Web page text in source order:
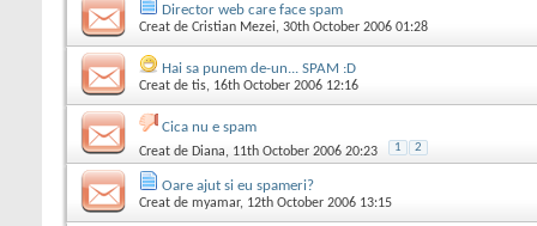
Director web care face spam
Creat de Cristian Mezei, 30th October 2006 01:28
Hai sa punem de-un... SPAM :D
Creat de tis, 16th October 2006 12:16
Cica nu e spam
Creat de Diana, 11th October 2006 20:23 1 2
Oare ajut si eu spameri?
Creat de myamar, 12th October 2006 13:15